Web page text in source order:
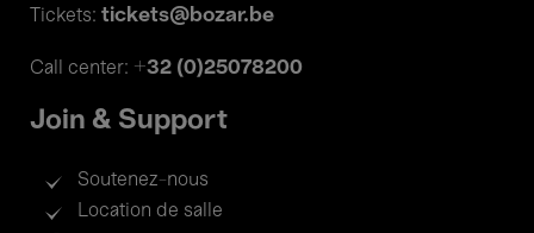
Tickets: tickets@bozar.be
Call center: +32 (0)25078200
Join & Support
Soutenez-nous
Location de salle